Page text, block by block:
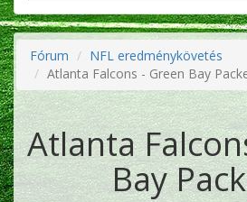
Fórum
NFL eredménykövetés
Atlanta Falcons - Green Bay
Atlanta
Bay